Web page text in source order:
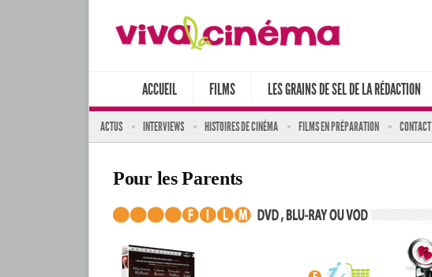
ACCUEIL FILMS LES GRAINS DE SEL DE LA RÉDACTION
ACTUS INTERVIEWS HISTOIRES DE CINÉMA FILMS EN PRÉPARATION CONTACT
Pour les Parents